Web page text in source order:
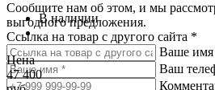
В наличии
Цена
47 400
Сообщите нам об этом, и мы
выгодного предложения.
Ссылка на товар с другого сайта *
Ваше
Ваш